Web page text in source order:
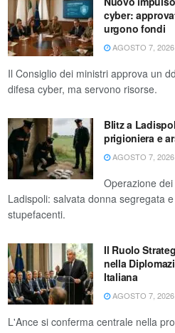
cyber:
urgono fondi
AGOSTO 7, 2026
Il Consiglio dei ministri approva un
difesa cyber, ma servono risorse.
Blitz a
prigioniera e
AGOSTO 7, 2026
Operazione
Ladispoli: salvata donna segregata
stupefacenti.
Il Ruolo
nella
Italiana
AGOSTO 7, 2026
L'Ance si conferma centrale nella